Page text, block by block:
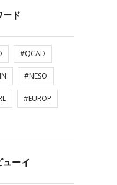
ード
#QCAD
#NESO
#EUROP
ーイ